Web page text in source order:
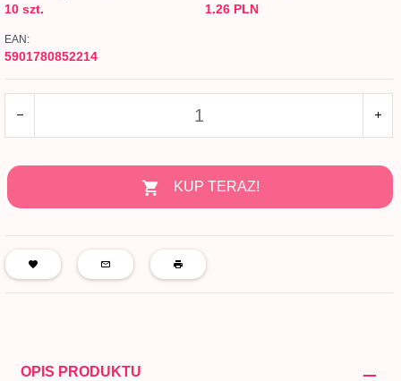
10 szt. 1.26 PLN
EAN:
5901780852214
KUP TERAZ!
OPIS PRODUKTU